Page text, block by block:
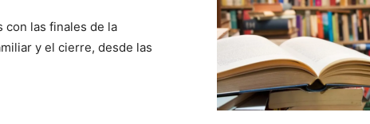
con las finales de la
y el cierre, desde las